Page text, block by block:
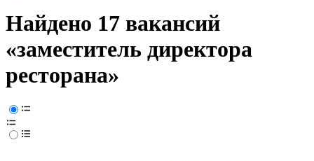
Найдено 17 вакансий
«заместитель директора
ресторана»